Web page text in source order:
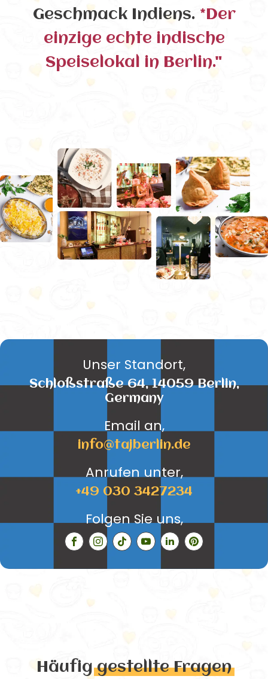
Geschmack Indiens. *Der
einzige echte indische
Speiselokal in Berlin."
Unser Standort,
Schloßstraße 64, 14059 Berlin,
Germany
Email an,
info@tajberlin.de
Anrufen unter,
+49 030 3427234
Folgen Sie uns,
Häufiggestellte Fragen